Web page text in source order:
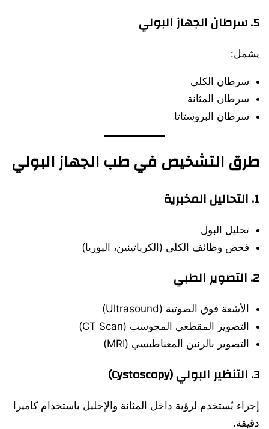
5. سرطان الجهاز البولي
يشمل:
سرطان الكلى
سرطان المثانة
سرطان البروستاتا
طرق التشخيص في طب الجهاز البولي
1. التحاليل المخبرية
تحليل البول
فحص وظائف الكلى (الكرياتينين، اليوريا)
2. التصوير الطبي
الأشعة فوق الصوتية (Ultrasound)
التصوير المقطعي المحوسب (CT Scan)
التصوير بالرنين المغناطيسي (MRI)
3. التنظير البولي (Cystoscopy)
إجراء يُستخدم لرؤية داخل المثانة والإحليل باستخدام كاميرا
دقيقة.